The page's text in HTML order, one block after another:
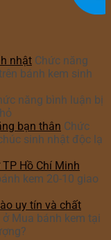
nhật Chức năng
bánh kem sinh
năng bình luận bị
bạn thân Chức
sinh nhật độc lạ
Hồ Chí Minh
kem 20-10 giao
uy tín và chất
ở Mua bánh kem tại